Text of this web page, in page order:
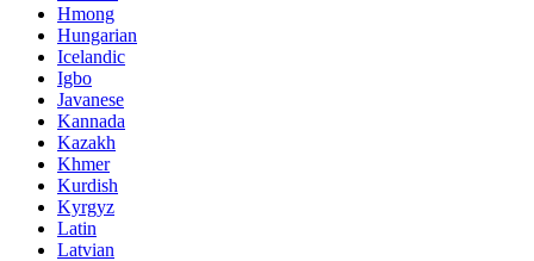
Hmong
Hungarian
Icelandic
Igbo
Javanese
Kannada
Kazakh
Khmer
Kurdish
Kyrgyz
Latin
Latvian